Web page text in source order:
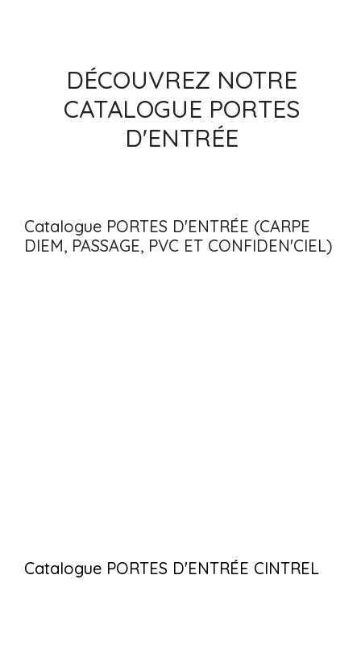
DÉCOUVREZ NOTRE
CATALOGUE PORTES
D'ENTRÉE
Catalogue PORTES D'ENTRÉE (CARPE
DIEM, PASSAGE, PVC ET CONFIDEN'CIEL)
Catalogue PORTES D'ENTRÉE CINTREL